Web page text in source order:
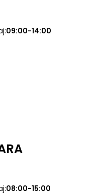
09:00-14:00
08:00-15:00